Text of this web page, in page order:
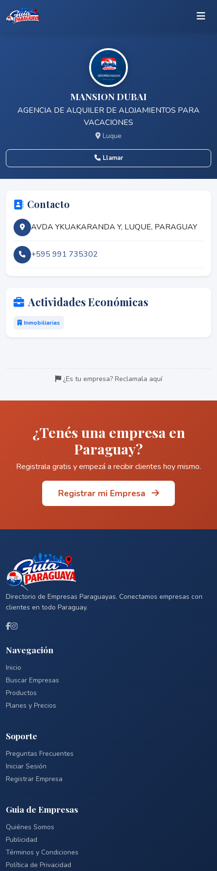
MANSION DUBAI
AGENCIA DE ALQUILER DE ALOJAMIENTOS PARA
VACACIONES
Luque
Llamar
Contacto
AVDA YKUAKARANDA Y, LUQUE, PARAGUAY
+595 991 735302
Actividades Económicas
Inmobiliarias
¿Es tu empresa? Reclamala aquí
¿Tenés una empresa en
Paraguay?
Registrala gratis y empezá a recibir clientes hoy mismo.
Registrar mi Empresa
Directorio de Empresas Paraguayas. Conectamos empresas con
clientes en todo Paraguay.
Navegación
Inicio
Buscar Empresas
Productos
Planes y Precios
Soporte
Preguntas Frecuentes
Iniciar Sesión
Registrar Empresa
Guia de Empresas
Quiénes Somos
Publicidad
Términos y Condiciones
Política de Privacidad